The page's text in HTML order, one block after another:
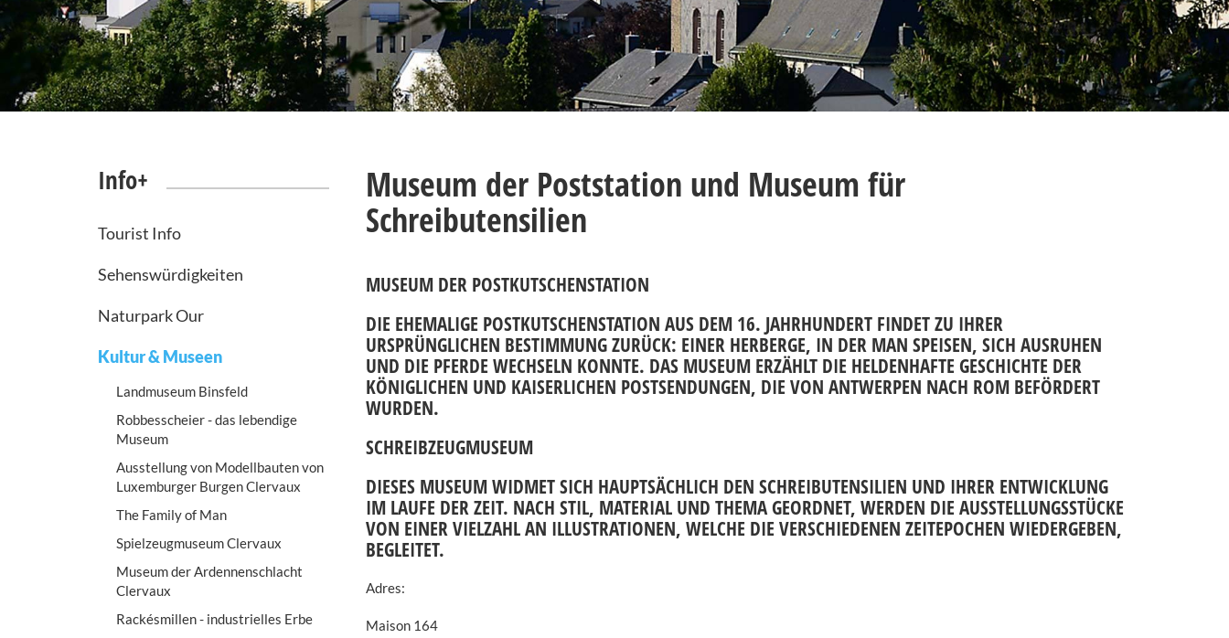
Info+
Tourist Info
Sehenswürdigkeiten
Naturpark Our
Kultur & Museen
Landmuseum Binsfeld
Robbesscheier - das lebendige
Museum
Ausstellung von Modellbauten von
Luxemburger Burgen Clervaux
The Family of Man
Spielzeugmuseum Clervaux
Museum der Ardennenschlacht
Clervaux
Rackésmillen - industrielles Erbe
Museum der Poststation und Museum für
Schreibutensilien
MUSEUM DER POSTKUTSCHENSTATION
DIE EHEMALIGE POSTKUTSCHENSTATION AUS DEM 16. JAHRHUNDERT FINDET ZU IHRER
URSPRÜNGLICHEN BESTIMMUNG ZURÜCK: EINER HERBERGE, IN DER MAN SPEISEN, SICH AUSRUHEN
UND DIE PFERDE WECHSELN KONNTE. DAS MUSEUM ERZÄHLT DIE HELDENHAFTE GESCHICHTE DER
KÖNIGLICHEN UND KAISERLICHEN POSTSENDUNGEN, DIE VON ANTWERPEN NACH ROM BEFÖRDERT
WURDEN.
SCHREIBZEUGMUSEUM
DIESES MUSEUM WIDMET SICH HAUPTSÄCHLICH DEN SCHREIBUTENSILIEN UND IHRER ENTWICKLUNG
IM LAUFE DER ZEIT. NACH STIL, MATERIAL UND THEMA GEORDNET, WERDEN DIE AUSSTELLUNGSSTÜCKE
VON EINER VIELZAHL AN ILLUSTRATIONEN, WELCHE DIE VERSCHIEDENEN ZEITEPOCHEN WIEDERGEBEN,
BEGLEITET.
Adres:
Maison 164